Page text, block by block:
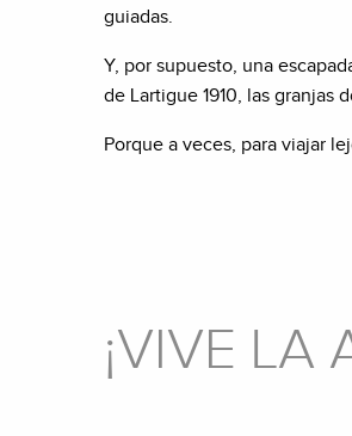
guiadas.
Y, por supuesto, una
de Lartigue 1910, las granjas
Porque a veces, para viajar
¡VIVE LA